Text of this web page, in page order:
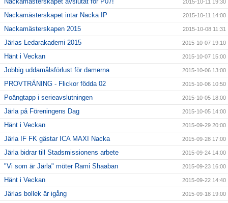
2015-10-11 19:30
Nackamästerskapet intar Nacka IP 2015-10-11 14:00
Nackamästerskapen 2015 2015-10-08 11:31
Järlas Ledarakademi 2015 2015-10-07 19:10
Hänt i Veckan 2015-10-07 15:00
Jobbig uddamålsförlust för damerna 2015-10-06 13:00
PROVTRÄNING - Flickor födda 02 2015-10-06 10:50
Poängtapp i serieavslutningen 2015-10-05 18:00
Järla på Föreningens Dag 2015-10-05 14:00
Hänt i Veckan 2015-09-29 20:00
Järla IF FK gästar ICA MAXI Nacka 2015-09-28 17:00
Järla bidrar till Stadsmissionens arbete 2015-09-24 14:00
"Vi som är Järla" möter Rami Shaaban 2015-09-23 16:00
Hänt i Veckan 2015-09-22 14:40
Järlas bollek är igång 2015-09-18 19:00